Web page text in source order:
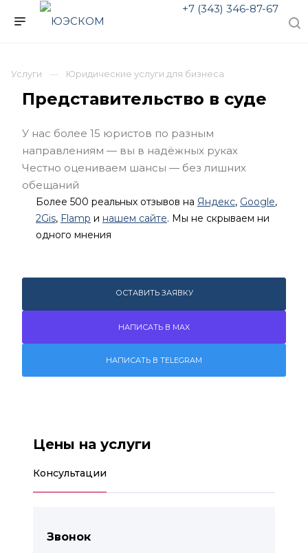
+7 (343) 346-87-67
Услуги Юридические услуги для бизнеса
Представительство в суде
У нас более 15 юристов по разным
направлениям — вы в надёжных руках
Честно оцениваем шансы — без лишних
обещаний
Более 500 реальных отзывов на Яндекс, Google,
2Gis, Flamp и нашем сайте. Мы не скрываем ни
одного мнения
ОСТАВИТЬ ЗАЯВКУ
НАПИСАТЬ В MAX
НАПИСАТЬ В TELEGRAM
Цены на услуги
Консультации
Звонок